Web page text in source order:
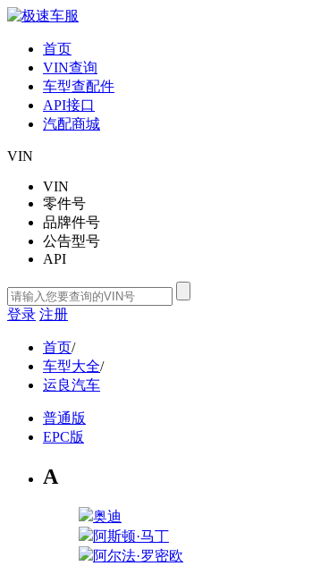
首页
VIN查询
车型查配件
API接口
汽配商城
VIN
VIN
零件号
品牌件号
公告型号
API
登录 注册
首页/
车型大全/
运良汽车
普通版
EPC版
A
奥迪
阿斯顿·马丁
阿尔法·罗密欧